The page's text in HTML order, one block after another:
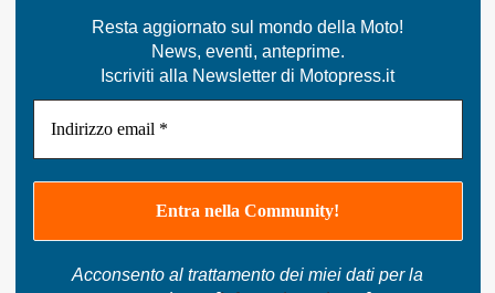
Resta aggiornato sul mondo della Moto!
News, eventi, anteprime.
Iscriviti alla Newsletter di Motopress.it
Acconsento al trattamento dei miei dati per la